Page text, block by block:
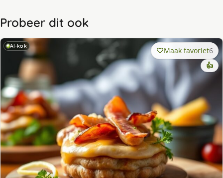
Probeer dit ook
AI-kok Maak favoriet6
👍